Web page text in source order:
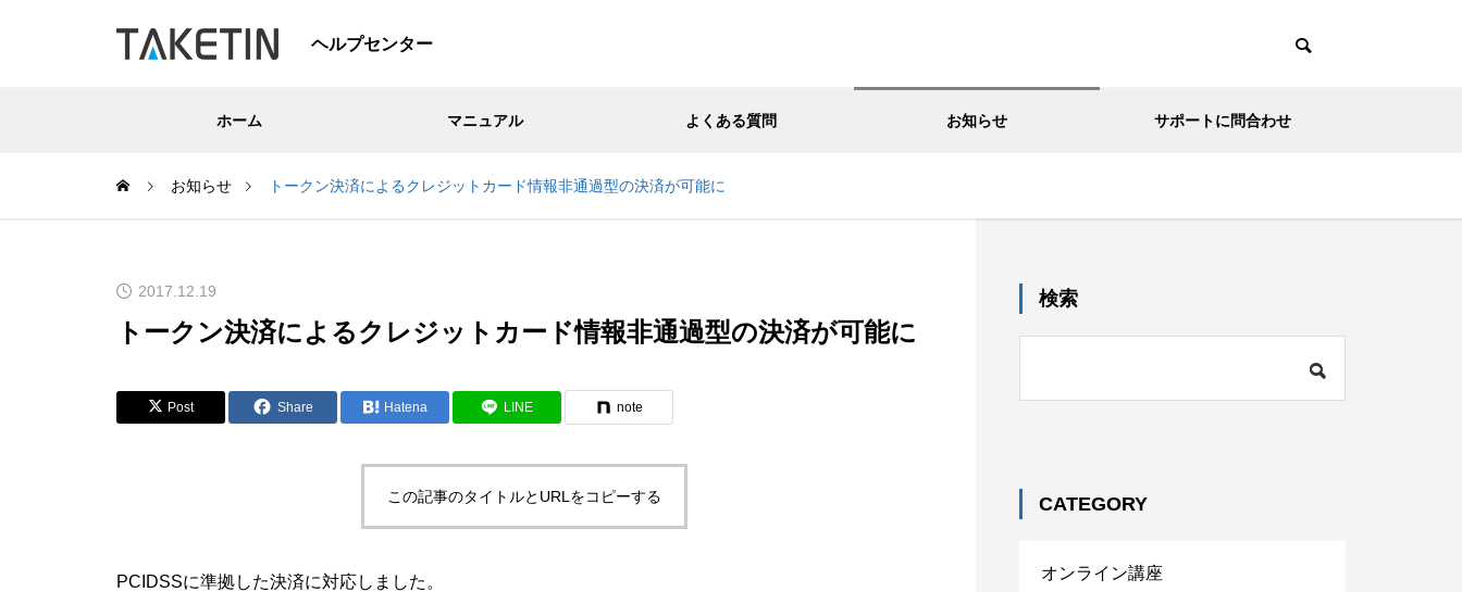
ヘルプセンター
ホーム マニュアル よくある質問 お知らせ サポートに問合わせ
お知らせ トークン決済によるクレジットカード情報非通過型の決済が可能に
2017.12.19
トークン決済によるクレジットカード情報非通過型の決済が可能に
Post Share Hatena LINE note
この記事のタイトルとURLをコピーする
PCIDSSに準拠した決済に対応しました。
検索
CATEGORY
オンライン講座